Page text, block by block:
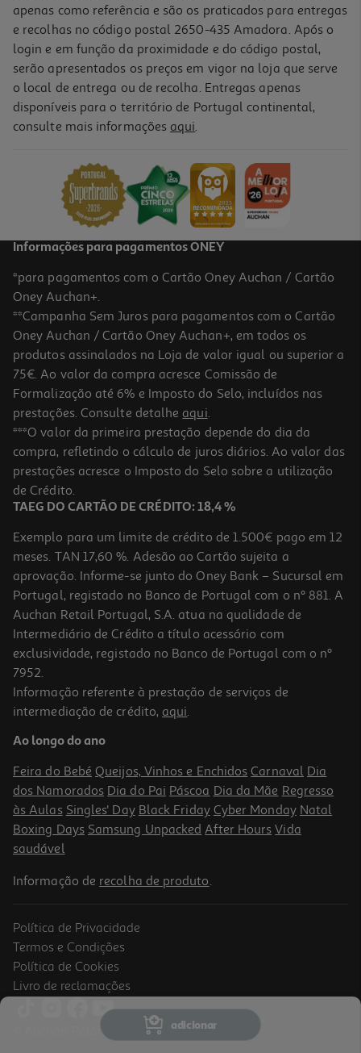
adicionar
-10%
Livro Toca A Sair - Livro De Histórias
PVP de editor
13,49 €
-10%
Livro O Pior Livro Do Mundo
11.61 €/un
12,90 € PVP de editor
11,61 €
Livro O Lobo Que Sonhava Com Oceano Livro De Histórias
8.99 €/un
PVP de editor
8,99 €
-10%
Livro O Urso De Companhia
apenas como referência e são os praticados para entregas
e recolhas no código postal 2650-435 Amadora. Após o
login e em função da proximidade e do código postal,
serão apresentados os preços em vigor na loja que serve
o local de entrega ou de recolha. Entregas apenas
disponíveis para o território de Portugal continental,
consulte mais informações aqui.
Informações para pagamentos ONEY
*para pagamentos com o Cartão Oney Auchan / Cartão
Oney Auchan+.
**Campanha Sem Juros para pagamentos com o Cartão
Oney Auchan / Cartão Oney Auchan+, em todos os
produtos assinalados na Loja de valor igual ou superior a
75€. Ao valor da compra acresce Comissão de
Formalização até 6% e Imposto do Selo, incluídos nas
prestações. Consulte detalhe aqui.
***O valor da primeira prestação depende do dia da
compra, refletindo o cálculo de juros diários. Ao valor das
prestações acresce o Imposto do Selo sobre a utilização
de Crédito.
TAEG DO CARTÃO DE CRÉDITO: 18,4 %
Exemplo para um limite de crédito de 1.500€ pago em 12
meses. TAN 17,60 %. Adesão ao Cartão sujeita a
aprovação. Informe-se junto do Oney Bank – Sucursal em
Portugal, registado no Banco de Portugal com o nº 881. A
Auchan Retail Portugal, S.A. atua na qualidade de
Intermediário de Crédito a título acessório com
exclusividade, registado no Banco de Portugal com o nº
7952.
Informação referente à prestação de serviços de
intermediação de crédito, aqui.
Ao longo do ano
Feira do Bebé Queijos, Vinhos e Enchidos Carnaval Dia
dos Namorados Dia do Pai Páscoa Dia da Mãe Regresso
às Aulas Singles' Day Black Friday Cyber Monday Natal
Boxing Days Samsung Unpacked After Hours Vida
saudável
Informação de recolha de produto.
Política de Privacidade
Termos e Condições
Política de Cookies
Livro de reclamações
© Auchan Retail Portugal